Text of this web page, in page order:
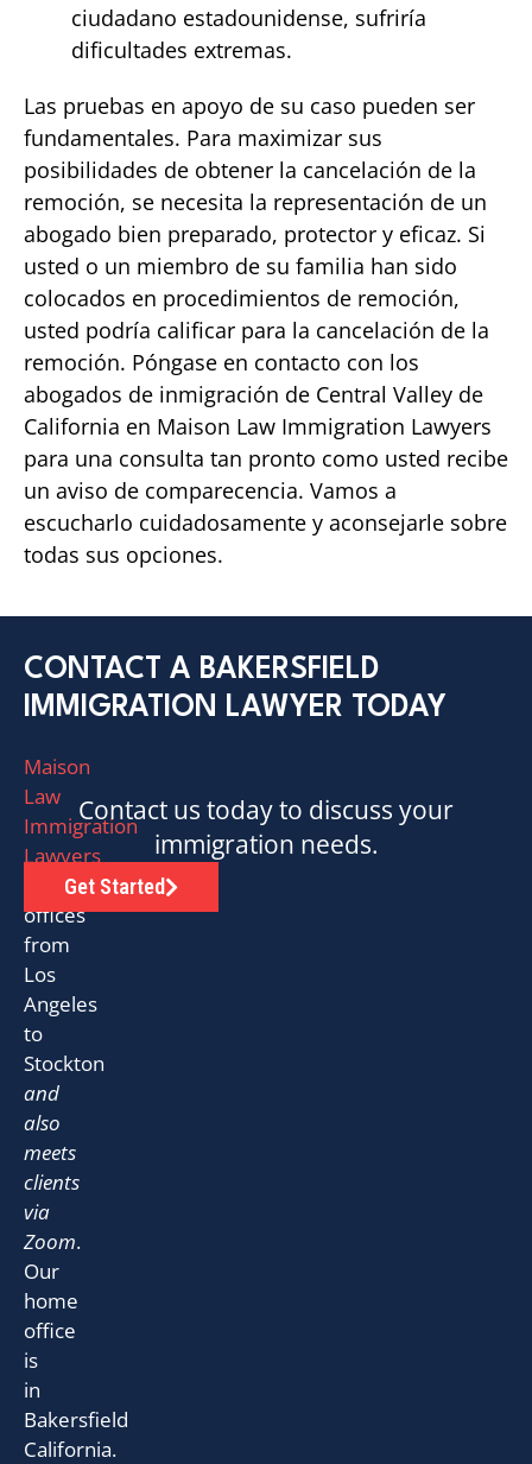
ciudadano estadounidense, sufriría
dificultades extremas.
Las pruebas en apoyo de su caso pueden ser
fundamentales. Para maximizar sus
posibilidades de obtener la cancelación de la
remoción, se necesita la representación de un
abogado bien preparado, protector y eficaz. Si
usted o un miembro de su familia han sido
colocados en procedimientos de remoción,
usted podría calificar para la cancelación de la
remoción. Póngase en contacto con los
abogados de inmigración de Central Valley de
California en Maison Law Immigration Lawyers
para una consulta tan pronto como usted recibe
un aviso de comparecencia. Vamos a
escucharlo cuidadosamente y aconsejarle sobre
todas sus opciones.
CONTACT A BAKERSFIELD
IMMIGRATION LAWYER TODAY
Maison
Law
Immigration
Lawyers
offices
from
Los
Angeles
to
Stockton
and
also
meets
clients
via
Zoom.
Our
home
office
is
in
Bakersfield
California.
Contact us today to discuss your
immigration needs.
Get Started